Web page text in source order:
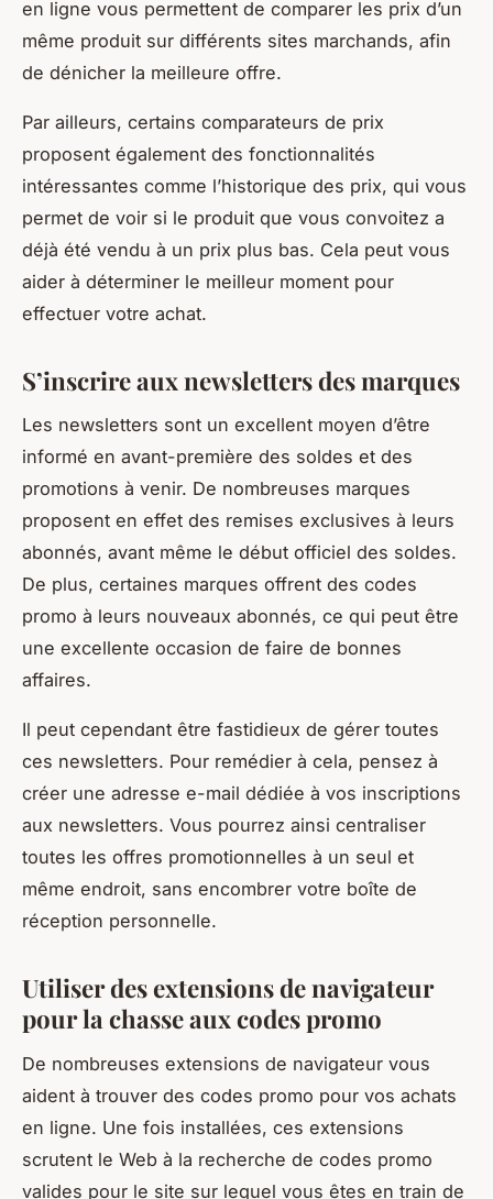
en ligne vous permettent de comparer les prix d’un
même produit sur différents sites marchands, afin
de dénicher la meilleure offre.
Par ailleurs, certains comparateurs de prix
proposent également des fonctionnalités
intéressantes comme l’historique des prix, qui vous
permet de voir si le produit que vous convoitez a
déjà été vendu à un prix plus bas. Cela peut vous
aider à déterminer le meilleur moment pour
effectuer votre achat.
S’inscrire aux newsletters des marques
Les newsletters sont un excellent moyen d’être
informé en avant-première des soldes et des
promotions à venir. De nombreuses marques
proposent en effet des remises exclusives à leurs
abonnés, avant même le début officiel des soldes.
De plus, certaines marques offrent des codes
promo à leurs nouveaux abonnés, ce qui peut être
une excellente occasion de faire de bonnes
affaires.
Il peut cependant être fastidieux de gérer toutes
ces newsletters. Pour remédier à cela, pensez à
créer une adresse e-mail dédiée à vos inscriptions
aux newsletters. Vous pourrez ainsi centraliser
toutes les offres promotionnelles à un seul et
même endroit, sans encombrer votre boîte de
réception personnelle.
Utiliser des extensions de navigateur
pour la chasse aux codes promo
De nombreuses extensions de navigateur vous
aident à trouver des codes promo pour vos achats
en ligne. Une fois installées, ces extensions
scrutent le Web à la recherche de codes promo
valides pour le site sur lequel vous êtes en train de